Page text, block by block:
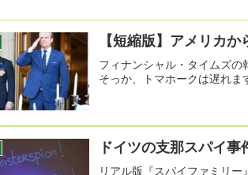
【短縮版】アメリカ
フィナンシャル・タイムズ
そっか、トマホークは遅れ
ドイツの支那スパイ
リアル版『スパイファミリ